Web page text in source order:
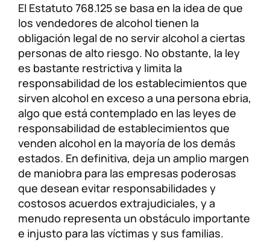
El Estatuto 768.125 se basa en la idea de que
los vendedores de alcohol tienen la
obligación legal de no servir alcohol a ciertas
personas de alto riesgo. No obstante, la ley
es bastante restrictiva y limita la
responsabilidad de los establecimientos que
sirven alcohol en exceso a una persona ebria,
algo que está contemplado en las leyes de
responsabilidad de establecimientos que
venden alcohol en la mayoría de los demás
estados. En definitiva, deja un amplio margen
de maniobra para las empresas poderosas
que desean evitar responsabilidades y
costosos acuerdos extrajudiciales, y a
menudo representa un obstáculo importante
e injusto para las víctimas y sus familias.